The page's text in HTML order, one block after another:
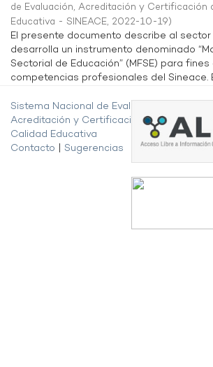
de Evaluación, Acreditación y Certificación
Educativa - SINEACE, 2022-10-19)
El presente documento describe al sector
desarrolla un instrumento denominado
Sectorial de Educación” (MFSE) para
competencias profesionales del Sineace.
Sistema Nacional de Evaluación,
Acreditación y Certificación de la
Calidad Educativa
Contacto
Sugerencias